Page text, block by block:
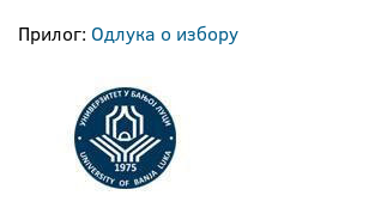
Прилог: Одлука о избору